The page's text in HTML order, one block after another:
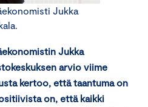
Jukka
Jukka
arvio viime
kertoo, että taantuma on
on, että kaikki